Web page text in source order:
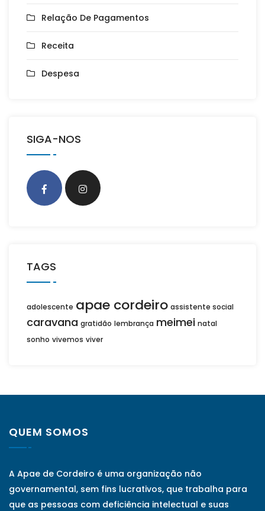
Relação De Pagamentos
Receita
Despesa
SIGA-NOS
TAGS
adolescente apae cordeiro assistente social
caravana gratidão lembrança meimei natal
sonho vivemos viver
QUEM SOMOS
A Apae de Cordeiro é uma organização não
governamental, sem fins lucrativos, que trabalha para
que as pessoas com deficiência intelectual e suas